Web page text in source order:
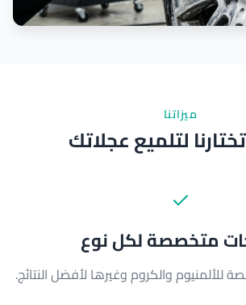
ميزاتنا
لتلميع عجلاتك
متخصصة لكل نوع
والكروم وغيرها لأفضل النتائج.